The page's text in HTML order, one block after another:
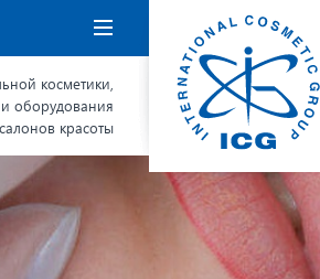
Навигация
косметики,
оборудования
красоты